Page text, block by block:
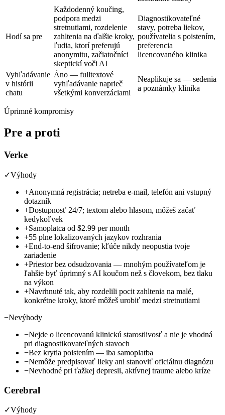
Hodí sa pre
Každodenný koučing,
podpora medzi
stretnutiami, rozdelenie
zahltenia na ďalšie kroky,
ľudia, ktorí preferujú
anonymitu, začiatočníci
skeptickí voči AI
Diagnostikovateľné
stavy, potreba liekov,
používatelia s poistením,
preferencia
licencovaného klinika
Vyhľadávanie
v histórii
chatu
Áno — fulltextové
vyhľadávanie naprieč
všetkými konverzáciami
Neaplikuje sa — sedenia
a poznámky klinika
Úprimné kompromisy
Pre a proti
Verke
✓Výhody
+Anonymná registrácia; netreba e-mail, telefón ani vstupný
dotazník
+Dostupnosť 24/7; textom alebo hlasom, môžeš začať
kedykoľvek
+Samoplatca od $2.99 per month
+55 plne lokalizovaných jazykov rozhrania
+End-to-end šifrovanie; kľúče nikdy neopustia tvoje
zariadenie
+Priestor bez odsudzovania — mnohým používateľom je
ľahšie byť úprimný s AI koučom než s človekom, bez tlaku
na výkon
+Navrhnuté tak, aby rozdelili pocit zahltenia na malé,
konkrétne kroky, ktoré môžeš urobiť medzi stretnutiami
−Nevýhody
−Nejde o licencovanú klinickú starostlivosť a nie je vhodná
pri diagnostikovateľných stavoch
−Bez krytia poistením — iba samoplatba
−Nemôže predpisovať lieky ani stanoviť oficiálnu diagnózu
−Nevhodné pri ťažkej depresii, aktívnej traume alebo kríze
Cerebral
✓Výhody